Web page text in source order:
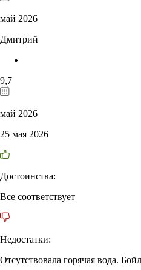
май 2026
Дмитрий
9,7
май 2026
25 мая 2026
Достоинства:
Все соответствует
Недостатки:
Отсутствовала горячая вода.